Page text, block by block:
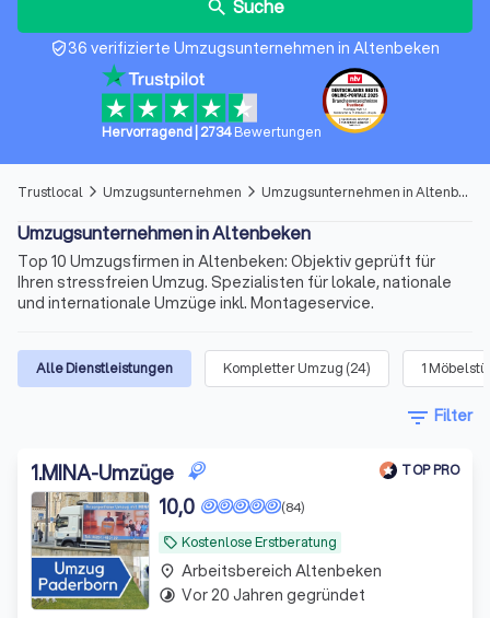
search Suche
verified_user36 verifizierte Umzugsunternehmen in Altenbeken
Hervorragend 2734Bewertungen
Trustlocal arrow_forward_ios Umzugsunternehmen arrow_forward_ios Umzugsunternehmen in Altenbeken
Umzugsunternehmen in Altenbeken
Top 10 Umzugsfirmen in Altenbeken: Objektiv geprüft für
Ihren stressfreien Umzug. Spezialisten für lokale, nationale
und internationale Umzüge inkl. Montageservice.
Alle Dienstleistungen Kompletter Umzug (24) 1
filter_list Filter
1.MINA-Umzüge TOP PRO
local_offer Kostenlose Erstberatung
(84)
10,0
place Arbeitsbereich Altenbeken
timelapse Vor 20 Jahren gegründet